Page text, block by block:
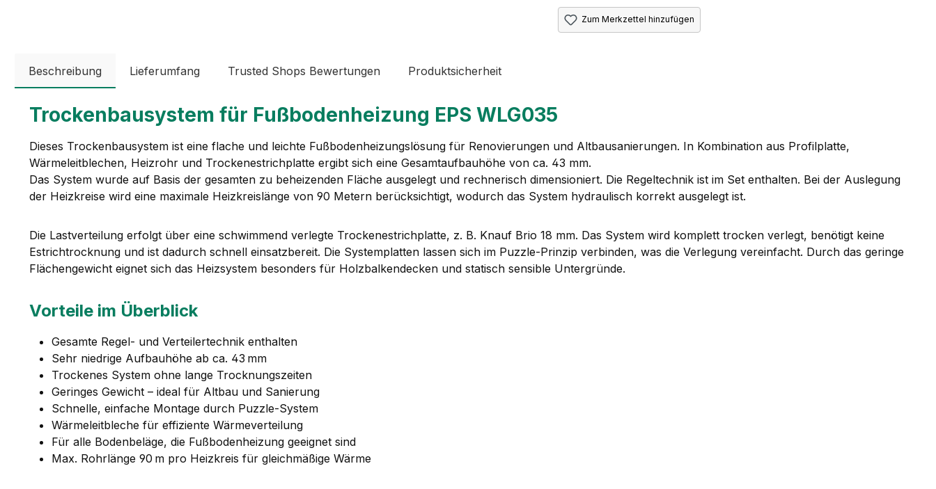
Zum Merkzettel hinzufügen
Beschreibung Lieferumfang Trusted Shops Bewertungen Produktsicherheit
Trockenbausystem für Fußbodenheizung EPS WLG035
Dieses Trockenbausystem ist eine flache und leichte Fußbodenheizungslösung für Renovierungen und Altbausanierungen. In Kombination aus Profilplatte,
Wärmeleitblechen, Heizrohr und Trockenestrichplatte ergibt sich eine Gesamtaufbauhöhe von ca. 43 mm.
Das System wurde auf Basis der gesamten zu beheizenden Fläche ausgelegt und rechnerisch dimensioniert. Die Regeltechnik ist im Set enthalten. Bei der Auslegung
der Heizkreise wird eine maximale Heizkreislänge von 90 Metern berücksichtigt, wodurch das System hydraulisch korrekt ausgelegt ist.
Die Lastverteilung erfolgt über eine schwimmend verlegte Trockenestrichplatte, z. B. Knauf Brio 18 mm. Das System wird komplett trocken verlegt, benötigt keine
Estrichtrocknung und ist dadurch schnell einsatzbereit. Die Systemplatten lassen sich im Puzzle-Prinzip verbinden, was die Verlegung vereinfacht. Durch das geringe
Flächengewicht eignet sich das Heizsystem besonders für Holzbalkendecken und statisch sensible Untergründe.
Vorteile im Überblick
Gesamte Regel- und Verteilertechnik enthalten
Sehr niedrige Aufbauhöhe ab ca. 43 mm
Trockenes System ohne lange Trocknungszeiten
Geringes Gewicht – ideal für Altbau und Sanierung
Schnelle, einfache Montage durch Puzzle-System
Wärmeleitbleche für effiziente Wärmeverteilung
Für alle Bodenbeläge, die Fußbodenheizung geeignet sind
Max. Rohrlänge 90 m pro Heizkreis für gleichmäßige Wärme